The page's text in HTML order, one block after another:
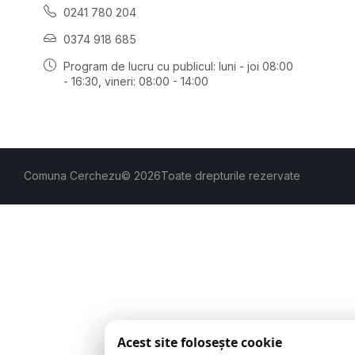
0241 780 204
0374 918 685
Program de lucru cu publicul: luni - joi 08:00
- 16:30 , vineri: 08:00 - 14:00
Comuna Cerchezu© 2026Toate drepturile rezervate
Acest site folosește cookie